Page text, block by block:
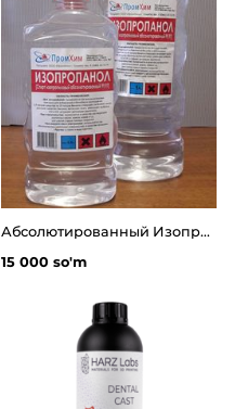
Абсолютированный Изопропиловый спирт -100мл изопропанол 99.8%
15 000 so'm